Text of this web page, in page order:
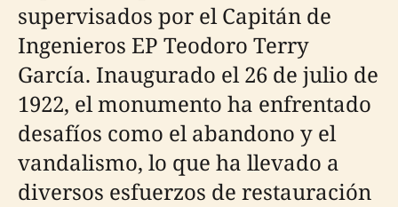
supervisados por el Capitán de
Ingenieros EP Teodoro Terry
García. Inaugurado el 26 de julio de
1922, el monumento ha enfrentado
desafíos como el abandono y el
vandalismo, lo que ha llevado a
diversos esfuerzos de restauración